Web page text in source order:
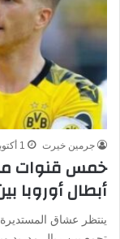
جرمين خيرت 1 أكتوبر، 2024
خمس قنوات
أبطال أوروبا
ينتظر عشاق المستديرة